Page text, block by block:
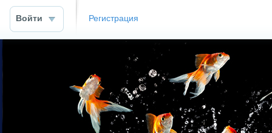
Войти Регистрация